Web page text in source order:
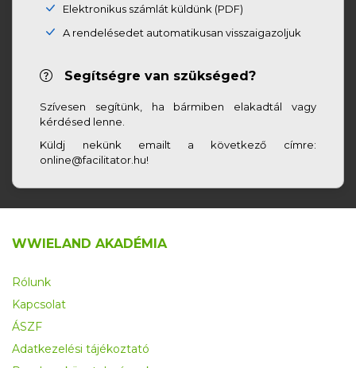
Elektronikus számlát küldünk (PDF)
A rendelésedet automatikusan visszaigazoljuk
Segítségre van szükséged?
Szívesen segítünk, ha bármiben elakadtál vagy
kérdésed lenne.
Küldj nekünk emailt a következő címre:
online@facilitator.hu!
WWIELAND AKADÉMIA
Rólunk
Kapcsolat
ÁSZF
Adatkezelési tájékoztató